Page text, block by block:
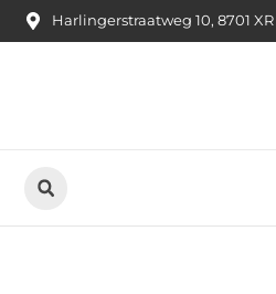
Harlingerstraatweg 10, 8701